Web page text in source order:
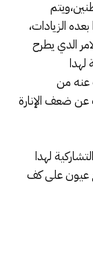
الزيادات،
الدي يطرح
لهدا
عنه من
عن ضعف الإنارة
لهدا
عيون على كف